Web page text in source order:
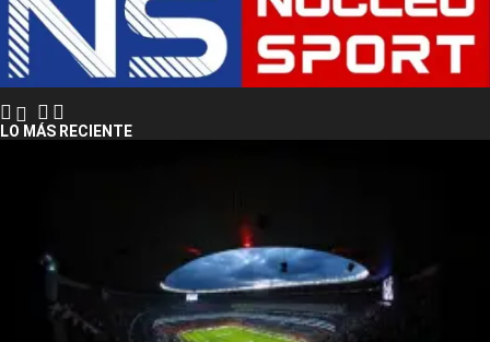
LO MÁS RECIENTE